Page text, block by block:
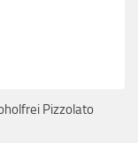
Pizzolato